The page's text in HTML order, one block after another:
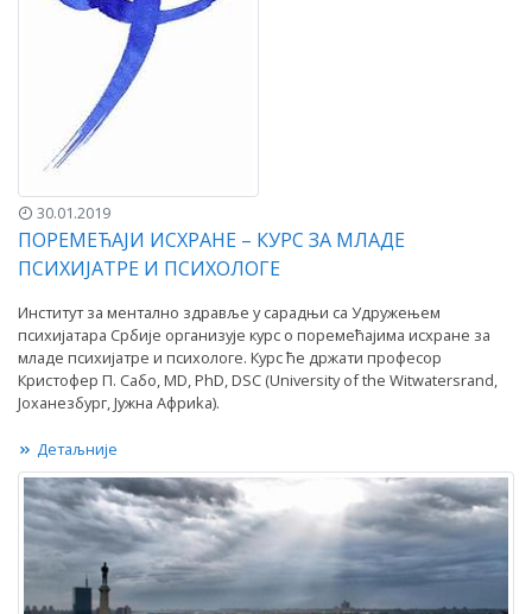
30.01.2019
ПОРЕМЕЋАЈИ ИСХРАНЕ – КУРС ЗА МЛАДЕ
ПСИХИЈАТРЕ И ПСИХОЛОГЕ
Институт за ментално здравље у сарадњи са Удружењем
психијатара Србије организује курс о поремећајима исхране за
младе психијатре и психологе. Курс ће држати професор
Кристофер П. Сабо, MD, PhD, DSC (University of the Witwatersrand,
Joханезбург, Jужнa Aфриka).
Детаљније